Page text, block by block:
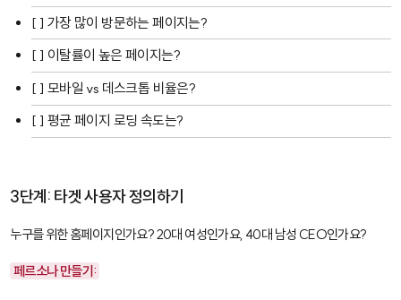
[ ] 가장 많이 방문하는 페이지는?
[ ] 이탈률이 높은 페이지는?
[ ] 모바일 vs 데스크톱 비율은?
[ ] 평균 페이지 로딩 속도는?
3단계: 타겟 사용자 정의하기
누구를 위한 홈페이지인가요? 20대 여성인가요, 40대 남성 CEO인가요?
페르소나 만들기: